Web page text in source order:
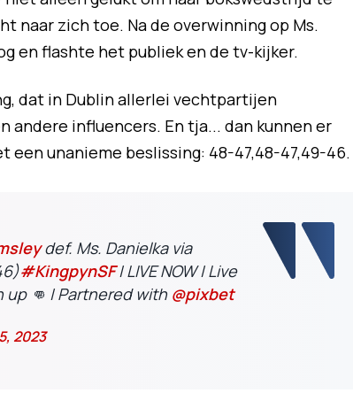
naar zich toe. Na de overwinning op Ms.
en flashte het publiek en de tv-kijker.
dat in Dublin allerlei vechtpartijen
influencers. En tja... dan kunnen er
een unanieme beslissing: 48-47,48-47,49-46.
def. Ms. Danielka via
#KingpynSF| LIVE NOW | Live
up 👊 | Partnered with @pixbet
2023